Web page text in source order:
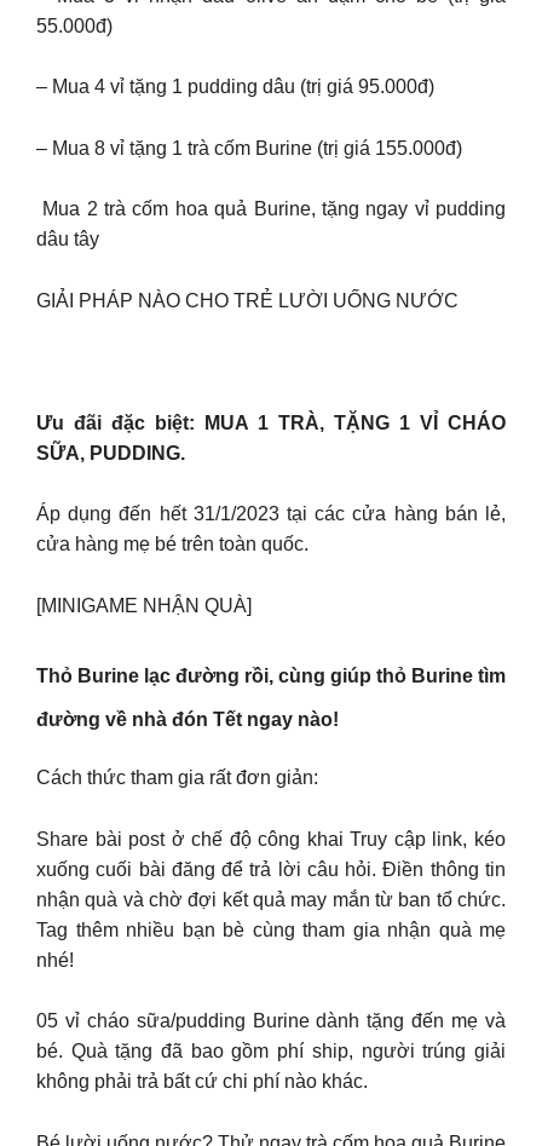
55.000đ)
– Mua 4 vỉ tặng 1 pudding dâu (trị giá 95.000đ)
– Mua 8 vỉ tặng 1 trà cốm Burine (trị giá 155.000đ)
️️ Mua 2 trà cốm hoa quả Burine, tặng ngay vỉ pudding
dâu tây
GIẢI PHÁP NÀO CHO TRẺ LƯỜI UỐNG NƯỚC
Ưu đãi đặc biệt: MUA 1 TRÀ, TẶNG 1 VỈ CHÁO
SỮA, PUDDING.
Áp dụng đến hết 31/1/2023 tại các cửa hàng bán lẻ,
cửa hàng mẹ bé trên toàn quốc.
[MINIGAME NHẬN QUÀ]
Thỏ Burine lạc đường rồi, cùng giúp thỏ Burine tìm
đường về nhà đón Tết ngay nào!
Cách thức tham gia rất đơn giản:
Share bài post ở chế độ công khai Truy cập link, kéo
xuống cuối bài đăng để trả lời câu hỏi. Điền thông tin
nhận quà và chờ đợi kết quả may mắn từ ban tổ chức.
Tag thêm nhiều bạn bè cùng tham gia nhận quà mẹ
nhé!
05 vỉ cháo sữa/pudding Burine dành tặng đến mẹ và
bé. Quà tặng đã bao gồm phí ship, người trúng giải
không phải trả bất cứ chi phí nào khác.